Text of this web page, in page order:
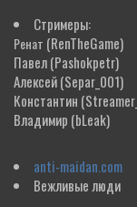
Стримеры:
Ренат (RenTheGame)
Павел(Pashokpetr)
Алексей(Separ_001)
Константин
Владимир (bLeak)
anti-maidan.com
Вежливые люди